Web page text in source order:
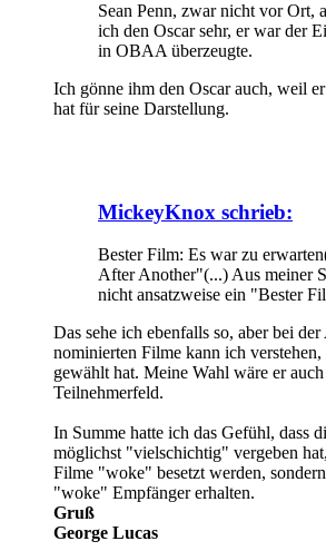
Sean Penn, zwar nicht vor Ort,
ich den Oscar sehr, er war der
in OBAA überzeugte.
Ich gönne ihm den Oscar auch, weil
hat für seine Darstellung.
MickeyKnox schrieb:
Bester Film: Es war zu
After Another"(...) Aus meiner
nicht ansatzweise ein "Bester
Das sehe ich ebenfalls so, aber bei
nominierten Filme kann ich verstehen,
gewählt hat. Meine Wahl wäre er
Teilnehmerfeld.
In Summe hatte ich das Gefühl, dass
möglichst "vielschichtig" vergeben
Filme "woke" besetzt werden,
"woke" Empfänger erhalten.
Gruß
George Lucas